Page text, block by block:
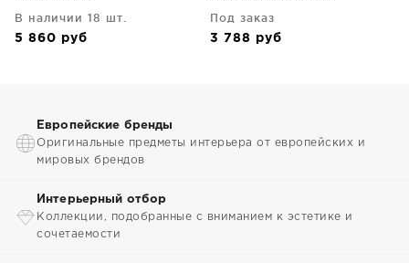
В наличии 18 шт.
5 860 руб
Под заказ
3 788 руб
Европейские бренды
Оригинальные предметы интерьера от европейских и
мировых брендов
Интерьерный отбор
Коллекции, подобранные с вниманием к эстетике и
сочетаемости